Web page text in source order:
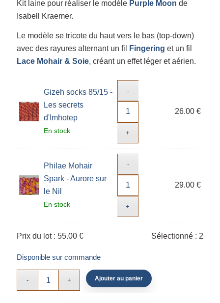
Kit laine pour réaliser le modèle Purple Moon de
Isabell Kraemer.
Le modèle se tricote du haut vers le bas (top-down)
avec des rayures alternant un fil
Fingering et un fil
Lace Mohair & Soie, créant un effet léger et aérien.
Gizeh socks 85/15 -
Les secrets
d'Imhotep
En stock
26.00€
Philae Mohair
Spark - Aurore sur
le Nil
En stock
29.00€
Prix du lot : 55.00 € Sélectionné : 2
Disponible sur commande
Ajouter au panier